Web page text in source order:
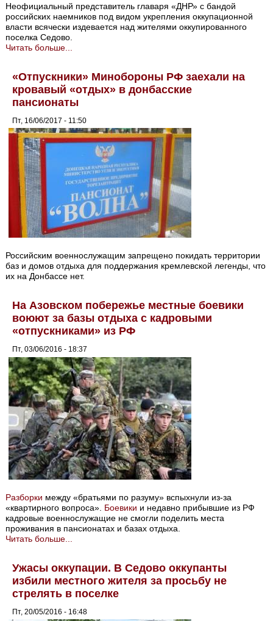
Неофициальный представитель главаря «ДНР» с бандой
российских наемников под видом укрепления оккупационной
власти всячески издевается над жителями оккупированного
поселка Седово.
Читать больше...
«Отпускники» Минобороны РФ заехали на
кровавый «отдых» в донбасские
пансионаты
Пт, 16/06/2017 - 11:50
Российским военнослужащим запрещено покидать территории
баз и домов отдыха для поддержания кремлевской легенды, что
их на Донбассе нет.
На Азовском побережье местные боевики
воюют за базы отдыха с кадровыми
«отпускниками» из РФ
Пт, 03/06/2016 - 18:37
Разборки между «братьями по разуму» вспыхнули из-за
«квартирного вопроса». Боевики и недавно прибывшие из РФ
кадровые военнослужащие не смогли поделить места
проживания в пансионатах и базах отдыха.
Читать больше...
Ужасы оккупации. В Седово оккупанты
избили местного жителя за просьбу не
стрелять в поселке
Пт, 20/05/2016 - 16:48